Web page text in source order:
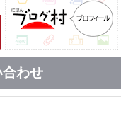
わせ